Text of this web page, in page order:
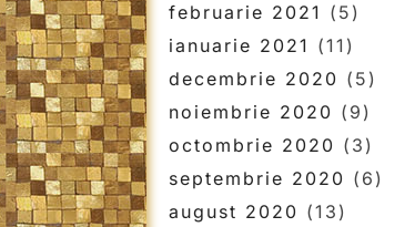
februarie 2021 (5)
ianuarie 2021 (11)
decembrie 2020 (5)
noiembrie 2020 (9)
octombrie 2020 (3)
septembrie 2020 (6)
august 2020 (13)